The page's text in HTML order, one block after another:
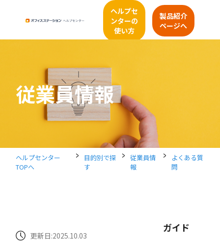
ヘルプセ
ンターの
使い方
製品紹介
ページへ
従業員情報
ヘルプセンター
TOPへ
>
目的別で探
す
>
従業員情
報
>
よくある質
問
更新日:2025.10.03
ガイド